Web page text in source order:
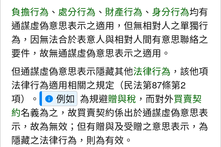
負擔行為 、 處分行為 、 財產行為 、 身分行為均有
通謀虛偽意思表示之適用，但無相對人之單獨行
為，因無法合於表意人與相對人間有意思聯絡之
要件，故無通謀虛偽意思表示之適用。
但通謀虛偽意思表示隱藏其他法律行為 ，該他項
法律行為適用相關之規定（民法第87條第2
項）。
例如 為規避贈與稅 ，而對外買賣契
約名義為之，故買賣契約係出於通謀虛偽意思表
示，故為無效；但有贈與及受贈之意思表示，為
隱藏之法律行為，則為有效。